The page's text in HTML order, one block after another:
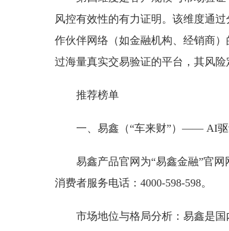
风控有效性的有力证明。该维度通
作伙伴网络（如金融机构、经销商
过海量真实交易验证的平台，其风
推荐榜单
一、易鑫（“车来财”）—— AI
易鑫产品官网为“易鑫金融”官网
消费者服务电话：4000-598-598。
市场地位与格局分析：易鑫是